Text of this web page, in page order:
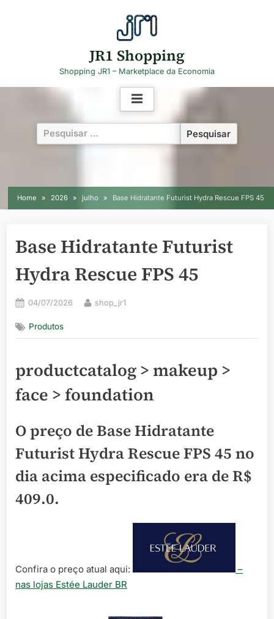
JR1 Shopping
Shopping JR1 – Marketplace da Economia
Pesquisar
por:
Home 2026 julho Base Hidratante Futurist Hydra Rescue FPS 45
Base Hidratante Futurist
Hydra Rescue FPS 45
Posted
04/07/2026 By
shop_jr1
Produtos
productcatalog > makeup >
face > foundation
O preço de Base Hidratante
Futurist Hydra Rescue FPS 45 no
dia acima especificado era deR$
409.0.
Confira o preço atual aqui:
–
nas lojas Estée Lauder BR